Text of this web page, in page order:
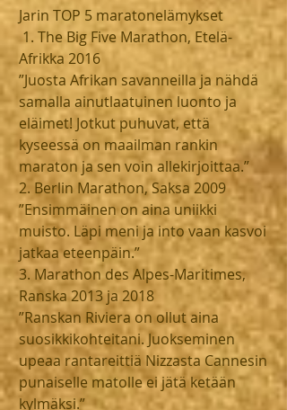
Jarin TOP 5 maratonelämykset
1. The Big Five Marathon, Etelä-
Afrikka 2016
”Juosta Afrikan savanneilla ja nähdä
samalla ainutlaatuinen luonto ja
eläimet! Jotkut puhuvat, että
kyseessä on maailman rankin
maraton ja sen voin allekirjoittaa.”
2. Berlin Marathon, Saksa 2009
”Ensimmäinen on aina uniikki
muisto. Läpi meni ja into vaan kasvoi
jatkaa eteenpäin.”
3. Marathon des Alpes-Maritimes,
Ranska 2013 ja 2018
”Ranskan Riviera on ollut aina
suosikkikohteitani. Juokseminen
upeaa rantareittiä Nizzasta Cannesin
punaiselle matolle ei jätä ketään
kylmäksi.”